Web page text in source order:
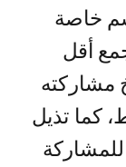
خاصة
أقل
مشاركته
بواقع 4 نقاط، كما تذيل